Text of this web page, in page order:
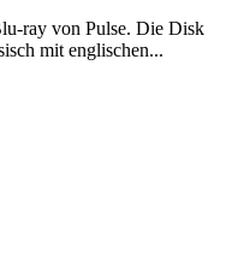
ray von Pulse. Die Disk
mit englischen...